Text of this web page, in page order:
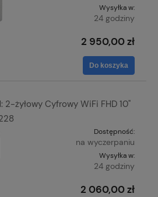
Wysyłka w:
24 godziny
2 950,00 zł
Do koszyka
żyłowy Cyfrowy WiFi FHD 10"
Dostępność:
na wyczerpaniu
Wysyłka w:
24 godziny
2 060,00 zł